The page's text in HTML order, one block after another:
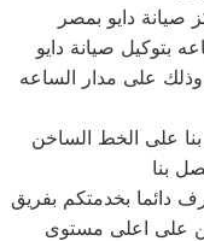
صيانة دايو بمصر
بتوكيل صيانة دايو
دائما بخدمتكم بفريق
على اعلى مستوى